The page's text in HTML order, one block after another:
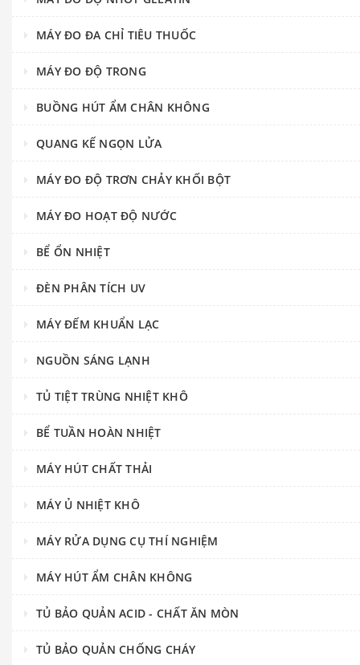
MÁY ĐO ĐA CHỈ TIÊU THUỐC
MÁY ĐO ĐỘ TRONG
BUỒNG HÚT ẨM CHÂN KHÔNG
QUANG KẾ NGỌN LỬA
MÁY ĐO ĐỘ TRƠN CHẢY KHỐI BỘT
MÁY ĐO HOẠT ĐỘ NƯỚC
BỂ ỔN NHIỆT
ĐÈN PHÂN TÍCH UV
MÁY ĐẾM KHUẨN LẠC
NGUỒN SÁNG LẠNH
TỦ TIỆT TRÙNG NHIỆT KHÔ
BỂ TUẦN HOÀN NHIỆT
MÁY HÚT CHẤT THẢI
MÁY Ủ NHIỆT KHÔ
MÁY RỬA DỤNG CỤ THÍ NGHIỆM
MÁY HÚT ẨM CHÂN KHÔNG
TỦ BẢO QUẢN ACID - CHẤT ĂN MÒN
TỦ BẢO QUẢN CHỐNG CHÁY